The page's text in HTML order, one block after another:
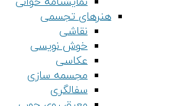
هنرهای تجسمی
نقاشی
خوش نویسی
عکاسی
مجسمه سازی
سفالگری